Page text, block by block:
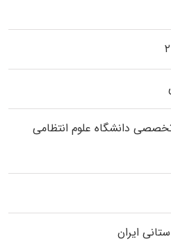
داﻧﺸﮕﺎه ﻋﻠﻮم انتظامی
ایران